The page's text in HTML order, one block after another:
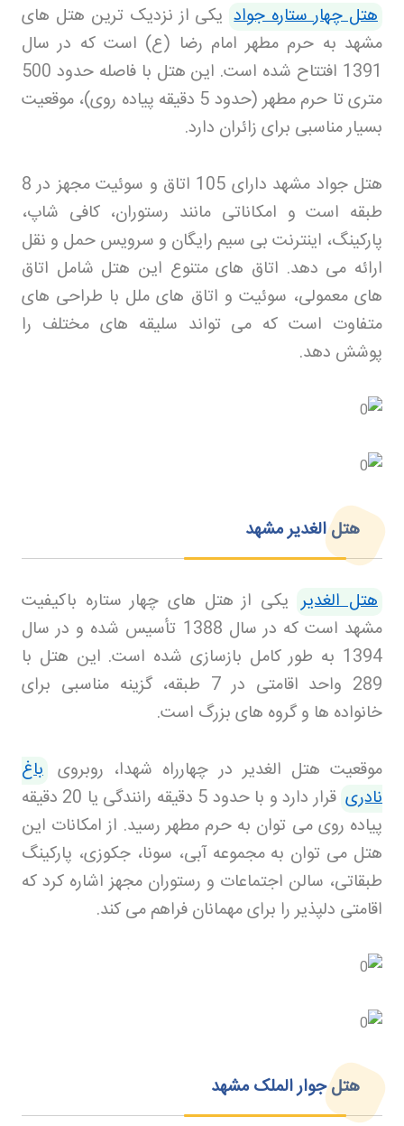
هتل چهار ستاره جواد یکی از نزدیک ترین هتل های
مشهد به حرم مطهر امام رضا (ع) است که در سال
1391 افتتاح شده است. این هتل با فاصله حدود 500
متری تا حرم مطهر (حدود 5 دقیقه پیاده روی)، موقعیت
بسیار مناسبی برای زائران دارد.
هتل جواد مشهد دارای 105 اتاق و سوئیت مجهز در 8
طبقه است و امکاناتی مانند رستوران، کافی شاپ،
پارکینگ، اینترنت بی سیم رایگان و سرویس حمل و نقل
ارائه می دهد. اتاق های متنوع این هتل شامل اتاق
های معمولی، سوئیت و اتاق های ملل با طراحی های
متفاوت است که می تواند سلیقه های مختلف را
پوشش دهد.
هتل الغدیر مشهد
هتل الغدیر یکی از هتل های چهار ستاره باکیفیت
مشهد است که در سال 1388 تأسیس شده و در سال
1394 به طور کامل بازسازی شده است. این هتل با
289 واحد اقامتی در 7 طبقه، گزینه مناسبی برای
خانواده ها و گروه های بزرگ است.
موقعیت هتل الغدیر در چهارراه شهدا، روبروی باغ
نادری
قرار دارد و با حدود 5 دقیقه رانندگی یا 20 دقیقه
پیاده روی می توان به حرم مطهر رسید. از امکانات این
هتل می توان به مجموعه آبی، سونا، جکوزی، پارکینگ
طبقاتی، سالن اجتماعات و رستوران مجهز اشاره کرد که
اقامتی دلپذیر را برای مهمانان فراهم می کند.
هتل جوار الملک مشهد